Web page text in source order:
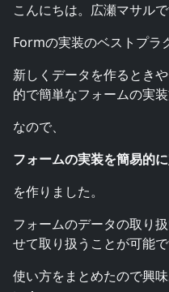
こんにちは。広瀬マサルで
Formの実装のベストプラ
新しくデータを作るとき
的で簡単なフォームの実
なので、
フォームの実装を簡易的
を作りました。
フォームのデータの取り
せて取り扱うことが可能で
使い方をまとめたので興